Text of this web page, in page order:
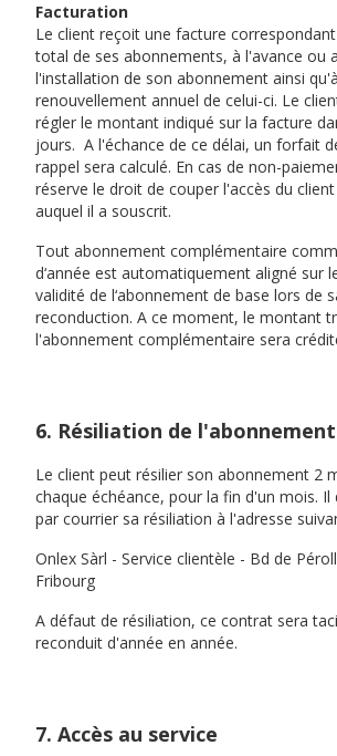
Facturation
Le client reçoit une facture
total de ses abonnements, à l'avance ou
l'installation de son abonnement ainsi
renouvellement annuel de celui-ci. Le
régler le montant indiqué sur la facture
jours. A l'échance de ce délai, un forfait
rappel sera calculé. En cas de non-
réserve le droit de couper l'accès du
auquel il a souscrit.
Tout abonnement complémentaire
d‘année est automatiquement aligné sur
validité de l‘abonnement de base lors de
reconduction. A ce moment, le montant
l'abonnement complémentaire sera
6. Résiliation de l'abonnement
Le client peut résilier son abonnement 2
chaque échéance, pour la fin d'un mois. Il
par courrier sa résiliation à l'adresse
Onlex Sàrl - Service clientèle - Bd de
Fribourg
A défaut de résiliation, ce contrat sera
reconduit d'année en année.
7. Accès au service